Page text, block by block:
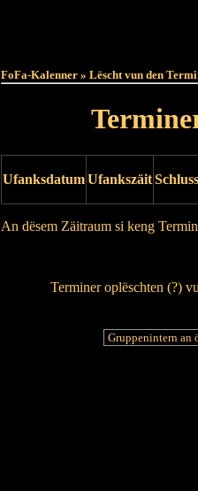
FoFa-Kalenner » Lëscht vun den
UfanksdatumUfankszäit
An dësem Zäitraum si keng
Terminer oplëschten (?)